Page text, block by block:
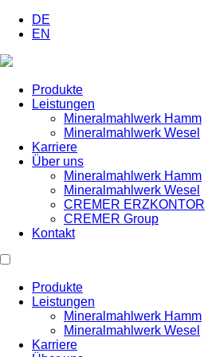
DE
EN
Produkte
Leistungen
Mineralmahlwerk Hamm
Mineralmahlwerk Wesel
Karriere
Über uns
Mineralmahlwerk Hamm
Mineralmahlwerk Wesel
CREMER ERZKONTOR
CREMER Group
Kontakt
Produkte
Leistungen
Mineralmahlwerk Hamm
Mineralmahlwerk Wesel
Karriere